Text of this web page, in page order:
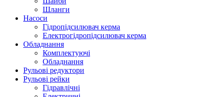
Шланги
Насоси
Гідропідсилювач керма
Електрогідропідсилювач керма
Обладнання
Комплектуючі
Обладнання
Рульові редуктори
Рульові рейки
Гідравлічні